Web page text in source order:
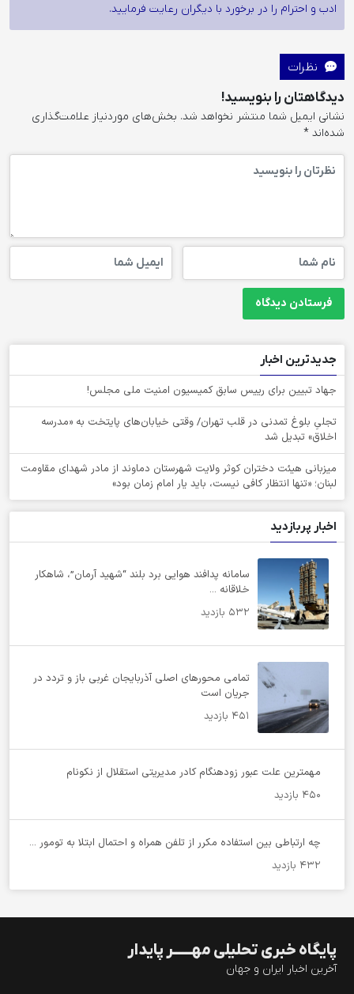
ادب و احترام را در برخورد با دیگران رعایت فرمایید.
نظرات
دیدگاهتان را بنویسید!
نشانی ایمیل شما منتشر نخواهد شد. بخش‌های موردنیاز علامت‌گذاری
شده‌اند *
جدیدترین اخبار
جهاد تبیین برای رییس سابق کمیسیون امنیت ملی مجلس!
تجلیِ بلوغ تمدنی در قلب تهران/ وقتی خیابان‌های پایتخت به «مدرسه
اخلاق» تبدیل شد
میزبانی هیئت دختران کوثر ولایت شهرستان دماوند از مادر شهدای مقاومت
لبنان؛ «تنها انتظار کافی نیست، باید یار امام زمان بود»
اخبار پربازدید
سامانه پدافند هوایی برد بلند “شهید آرمان”، شاهکار
خلاقانه ...
532 بازدید
تمامی محورهای اصلی آذربایجان غربی باز و تردد در
جریان است
451 بازدید
مهمترین علت عبور زودهنگام کادر مدیریتی استقلال از نکونام
450 بازدید
چه ارتباطی بین استفاده مکرر از تلفن همراه و احتمال ابتلا به تومور ...
432 بازدید
پایگاه خبری تحلیلی مهــــــر پایدار
آخرین اخبار ایران و جهان